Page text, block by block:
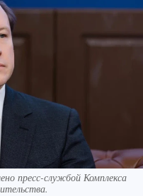
пресс-службой Комплекса